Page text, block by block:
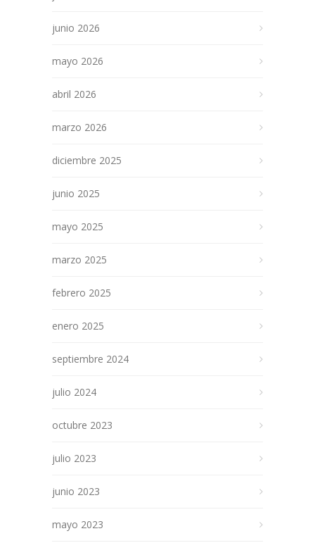
junio 2026
mayo 2026
abril 2026
marzo 2026
diciembre 2025
junio 2025
mayo 2025
marzo 2025
febrero 2025
enero 2025
septiembre 2024
julio 2024
octubre 2023
julio 2023
junio 2023
mayo 2023